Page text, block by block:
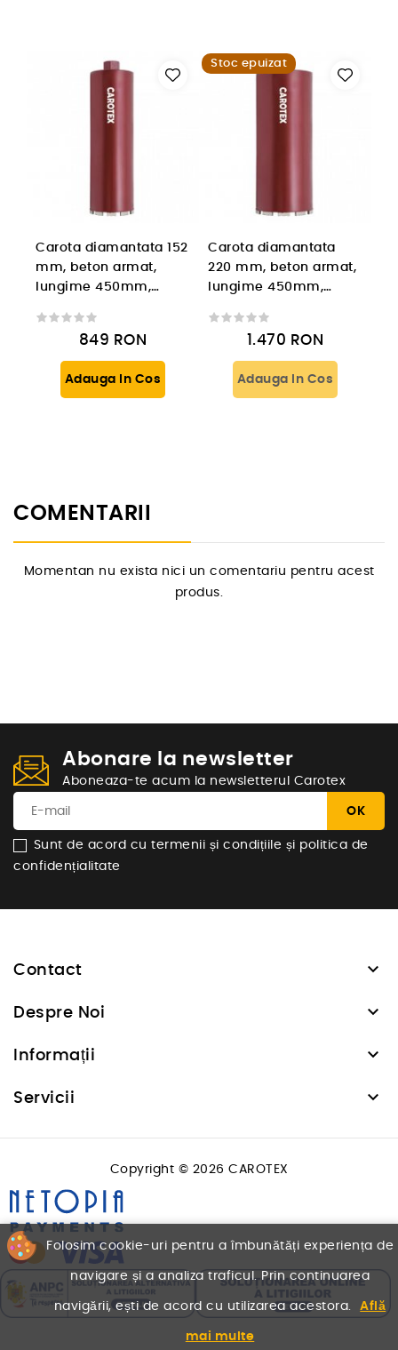
Carota diamantata 152
mm, beton armat,
lungime 450mm,
849 RON
Adauga In Cos
Stoc epuizat
Carota diamantata
220 mm, beton armat,
lungime 450mm,
1.470 RON
Adauga In Cos
COMENTARII
Momentan nu exista nici un comentariu pentru acest
produs.
Abonare la newsletter
Aboneaza-te acum la newsletterul Carotex
Sunt de acord cu termenii și condițiile și politica de
confidențialitate
Contact 
Despre Noi 
Informații 
Servicii 
Folosim cookie-uri pentru a îmbunătăți experiența de
navigare și a analiza traficul. Prin continuarea
navigării, ești de acord cu utilizarea acestora. Află
mai multe
Copyright © 2026 CAROTEX